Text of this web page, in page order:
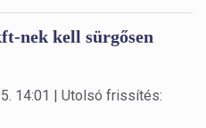
nek kell sürgősen
14:01 | Utolsó frissítés: